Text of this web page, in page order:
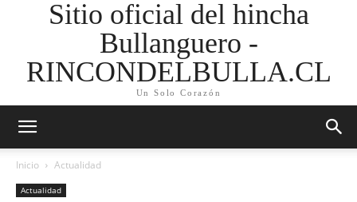
Sitio oficial del hincha
Bullanguero -
RINCONDELBULLA.CL
Un Solo Corazón
Inicio Actualidad
Actualidad